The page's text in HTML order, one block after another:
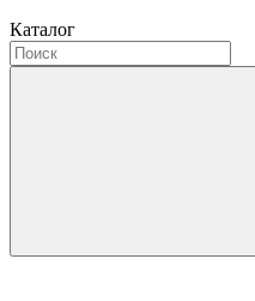
Каталог